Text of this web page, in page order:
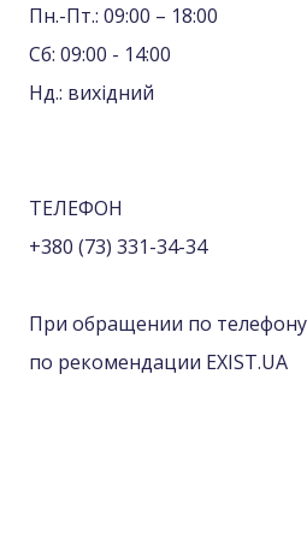
Пн.-Пт.: 09:00 – 18:00
Сб: 09:00 - 14:00
Нд.: вихідний
ТЕЛЕФОН
+380 (73) 331-34-34
При обращении по
по рекомендации EXIST.UA